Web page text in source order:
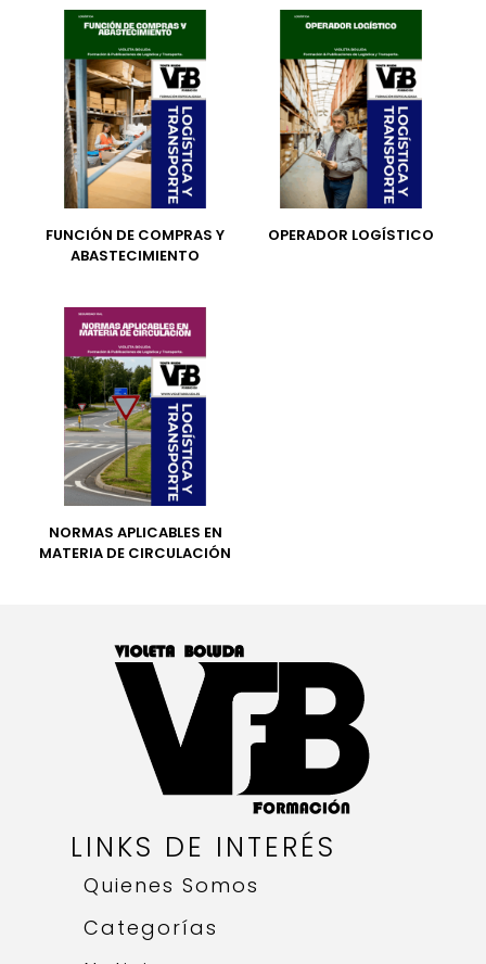
FUNCIÓN DE COMPRAS Y
ABASTECIMIENTO
OPERADOR LOGÍSTICO
NORMAS APLICABLES EN
MATERIA DE CIRCULACIÓN
LINKS DE INTERÉS
Quienes Somos
Categorías